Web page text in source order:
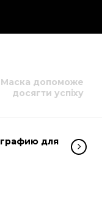
Маска допоможе
досягти успіху
для